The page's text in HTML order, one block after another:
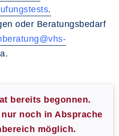
.
oder Beratungsbedarf
bereits begonnen.
noch in Absprache
möglich.